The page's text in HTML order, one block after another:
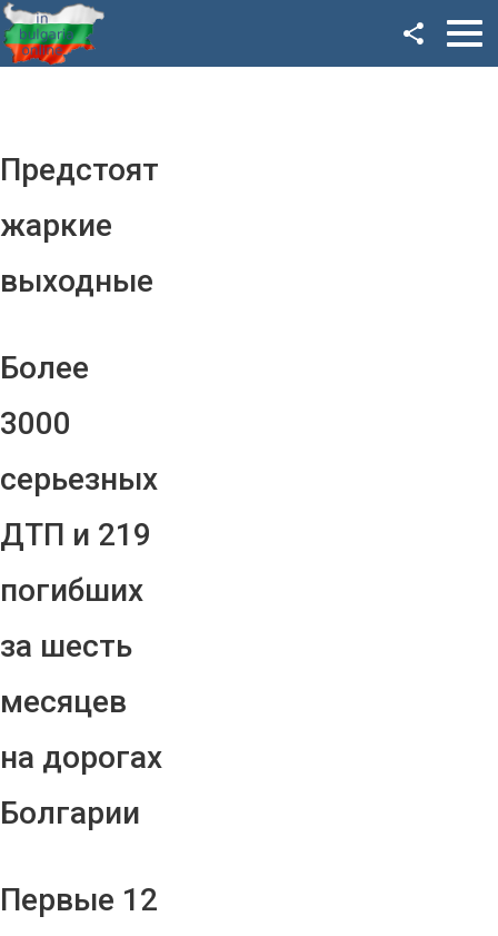
Предстоят
жаркие
выходные
Более
3000
серьезных
ДТП и 219
погибших
за шесть
месяцев
на дорогах
Болгарии
Первые 12